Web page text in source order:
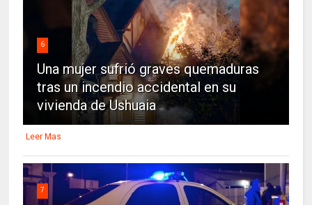
6
Una mujer sufrió graves quemaduras
tras un incendio accidental en su
vivienda de Ushuaia
Leer Mas
7